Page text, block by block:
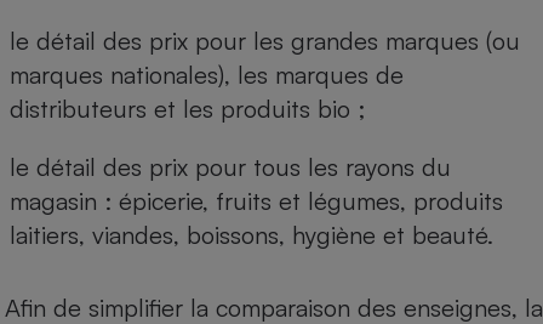
le détail des prix pour les grandes marques (ou
marques nationales), les marques de
distributeurs et les produits bio ;
le détail des prix pour tous les rayons du
magasin : épicerie, fruits et légumes, produits
laitiers, viandes, boissons, hygiène et beauté.
Afin de simplifier la comparaison des enseignes, la